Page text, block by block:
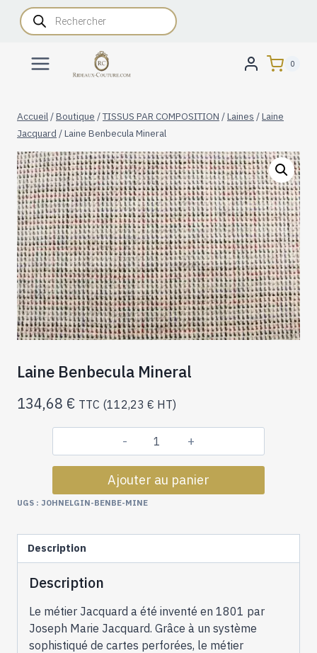
AllerRecherche
de
produits
0
Accueil /Boutique /TISSUS PAR COMPOSITION /Laines /Laine
Jacquard /Laine Benbecula Mineral
Laine Benbecula Mineral
134,68 € TTC (112,23 € HT)
quantité
de
Laine
Ajouter au panier
UGS : JOHNELGIN-BENBE-MINE
Description
Description
Le métier Jacquard a été inventé en 1801 par
Joseph Marie Jacquard. Grâce à un système
sophistiqué de cartes perforées, le métier